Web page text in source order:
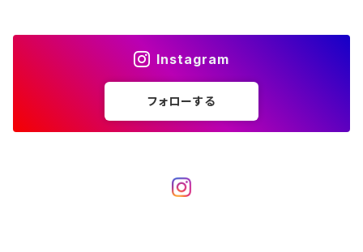
BROOKLYN WORKS
カトラリー
アクセサリー
湯たんぽ
斧、鉈
バーナー／ストーブ
カトラリー
コンテナ、ギアケース
アクセサリー
Instagram
フォローする